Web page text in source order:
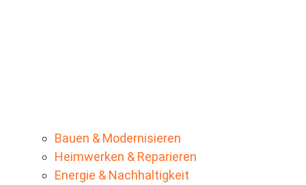
Bauen & Modernisieren
Heimwerken & Reparieren
Energie & Nachhaltigkeit